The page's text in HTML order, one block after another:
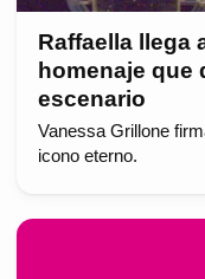
Raffaella llega
homenaje que
escenario
Vanessa Grillone
icono eterno.